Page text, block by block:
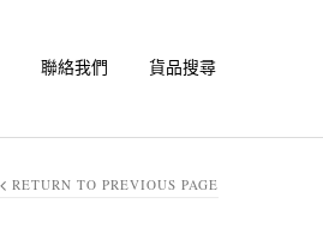
聯絡我們 貨品搜尋
RETURN TO PREVIOUS PAGE